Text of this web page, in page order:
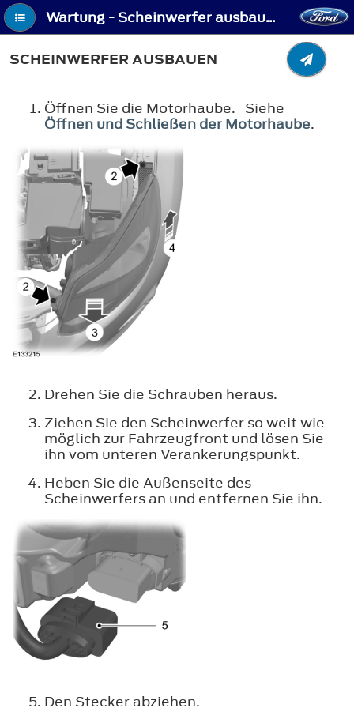
Wartung - Scheinwerfer ausbauen
SCHEINWERFER AUSBAUEN
Öffnen Sie die Motorhaube. Siehe
Öffnen und Schließen der Motorhaube.
Drehen Sie die Schrauben heraus.
Ziehen Sie den Scheinwerfer so weit wie
möglich zur Fahrzeugfront und lösen Sie
ihn vom unteren Verankerungspunkt.
Heben Sie die Außenseite des
Scheinwerfers an und entfernen Sie ihn.
Den Stecker abziehen.